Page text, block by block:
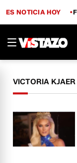
ES NOTICIA HOY
VICTORIA KJAER